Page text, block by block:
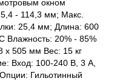
окном
- 114,3 мм; Макс.
25,4 мм; Длина: 600
Влажность: 20% - 85%
x 505 мм Вес: 15 кг
Вход: 100-240 В, 3 A,
Гильотинный